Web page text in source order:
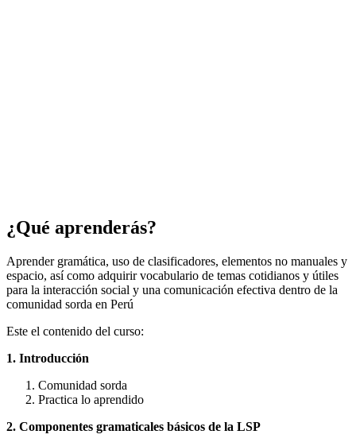
¿Qué aprenderás?
Aprender gramática, uso de clasificadores, elementos no manuales y
espacio, así como adquirir vocabulario de temas cotidianos y útiles
para la interacción social y una comunicación efectiva dentro de la
comunidad sorda en Perú
Este el contenido del curso:
1. Introducción
Comunidad sorda
Practica lo aprendido
2. Componentes gramaticales básicos de la LSP